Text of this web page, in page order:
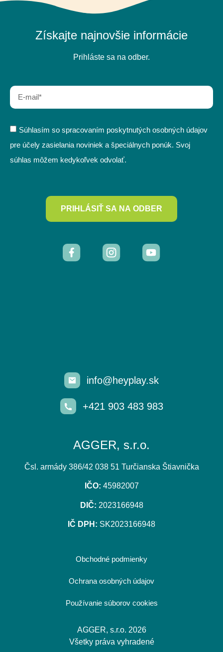
info@heyplay.sk
+421 903 483 983
AGGER, s.r.o.
Čsl. armády 386/42 038 51 Turčianska Štiavnička
IČO: 45982007
DIČ: 2023166948
IČ DPH: SK2023166948
Získajte najnovšie informácie
Prihláste sa na odber.
Súhlasím so spracovaním poskytnutých osobných údajov
pre účely zasielania noviniek a špeciálnych ponúk. Svoj
súhlas môžem kedykoľvek odvolať.
PRIHLÁSIŤ SA NA ODBER
Obchodné podmienky
Ochrana osobných údajov
Používanie súborov cookies
AGGER, s.r.o. 2026
Všetky práva vyhradené